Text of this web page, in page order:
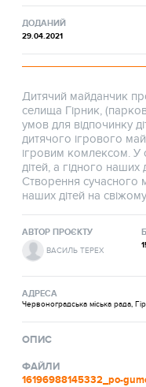
ДОДАНИЙ
29.04.2021
Дитячий майданчик
селища Гірник,
умов для відпочинку
дитячого ігрового
ігровим комлексом. У
дітей, а гідного
Створення сучасного
наших дітей на свіжому
АВТОР ПРОЄКТУ
ВАСИЛЬ ТЕРЕХ
АДРЕСА
Червоноградська міська рада,
ОПИС
ФАЙЛИ
16196988145332_po-